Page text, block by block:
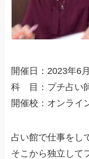
開催日：2023年6
科 目：プチ占い
開催校：オンライ
占い館で仕事をし
そこから独立して